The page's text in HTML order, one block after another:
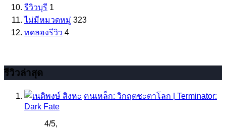
รีวิวบุรี 1
ไม่มีหมวดหมู่ 323
ทดลองรีวิว 4
รีวิวล่าสุด
ฅนเหล็ก: วิกฤตชะตาโลก | Terminator:
Dark Fate
4/5,